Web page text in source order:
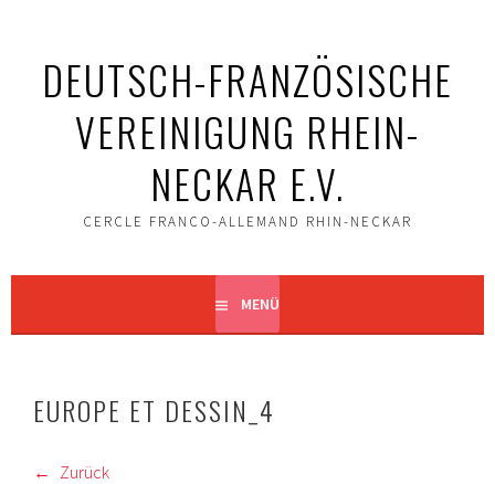
InhaltDEUTSCH-FRANZÖSISCHE
VEREINIGUNG RHEIN-
NECKAR E.V.
CERCLE FRANCO-ALLEMAND RHIN-NECKAR
MENÜ
EUROPE ET DESSIN_4
Zurück